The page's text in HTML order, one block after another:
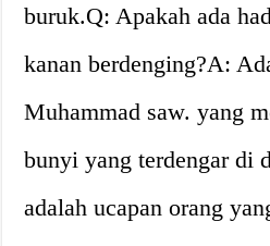
buruk.Q: Apakah ada
kanan berdenging?A:
Muhammad saw. yang
bunyi yang terdengar di
adalah ucapan orang